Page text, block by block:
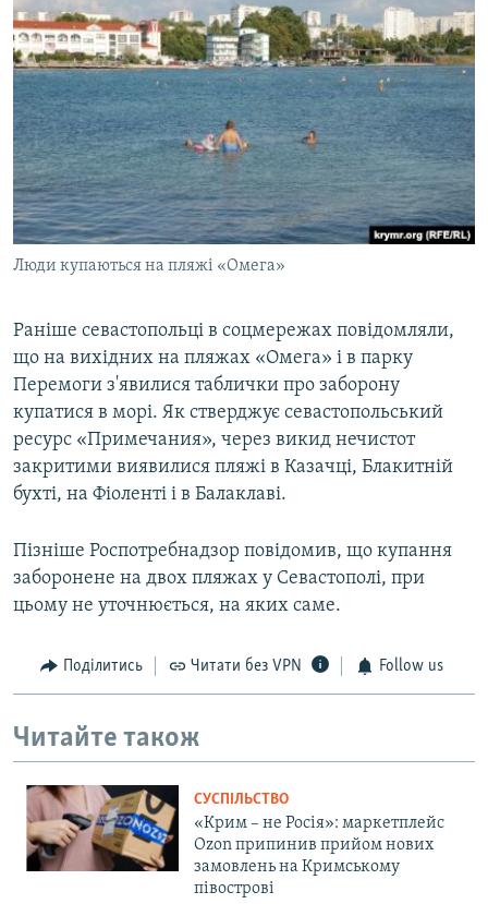
Люди купаються на пляжі «Омега»
Раніше севастопольці в соцмережах повідомляли,
що на вихідних на пляжах «Омега» і в парку
Перемоги з'явилися таблички про заборону
купатися в морі. Як стверджує севастопольський
ресурс «Примечания», через викид нечистот
закритими виявилися пляжі в Казачці, Блакитній
бухті, на Фіоленті і в Балаклаві.
Пізніше Роспотребнадзор повідомив, що купання
заборонене на двох пляжах у Севастополі, при
цьому не уточнюється, на яких саме.
Поділитись Читати без VPN Follow us
Читайте також
СУСПІЛЬСТВО
«Крим – не Росія»: маркетплейс
Ozon припинив прийом нових
замовлень на Кримському
півострові